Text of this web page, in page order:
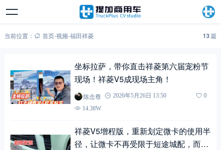
当前位置： 首页-视频-福田祥菱 13篇
坐标拉萨，带你直击祥菱第六届宠粉节
现场！祥菱V5成现场主角！
陈念尊 2026年5月26日 13:50
0
14.38W
祥菱V5增程版，重新划定微卡的使用半
径，让微卡不再受限于短途城配，而是